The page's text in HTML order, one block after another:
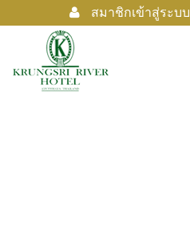
สมาชิกเข้าสู่ระบบ